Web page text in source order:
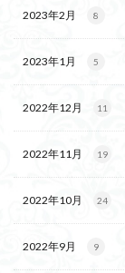
2023年2月 8
2023年1月 5
2022年12月 11
2022年11月 19
2022年10月 24
2022年9月 9